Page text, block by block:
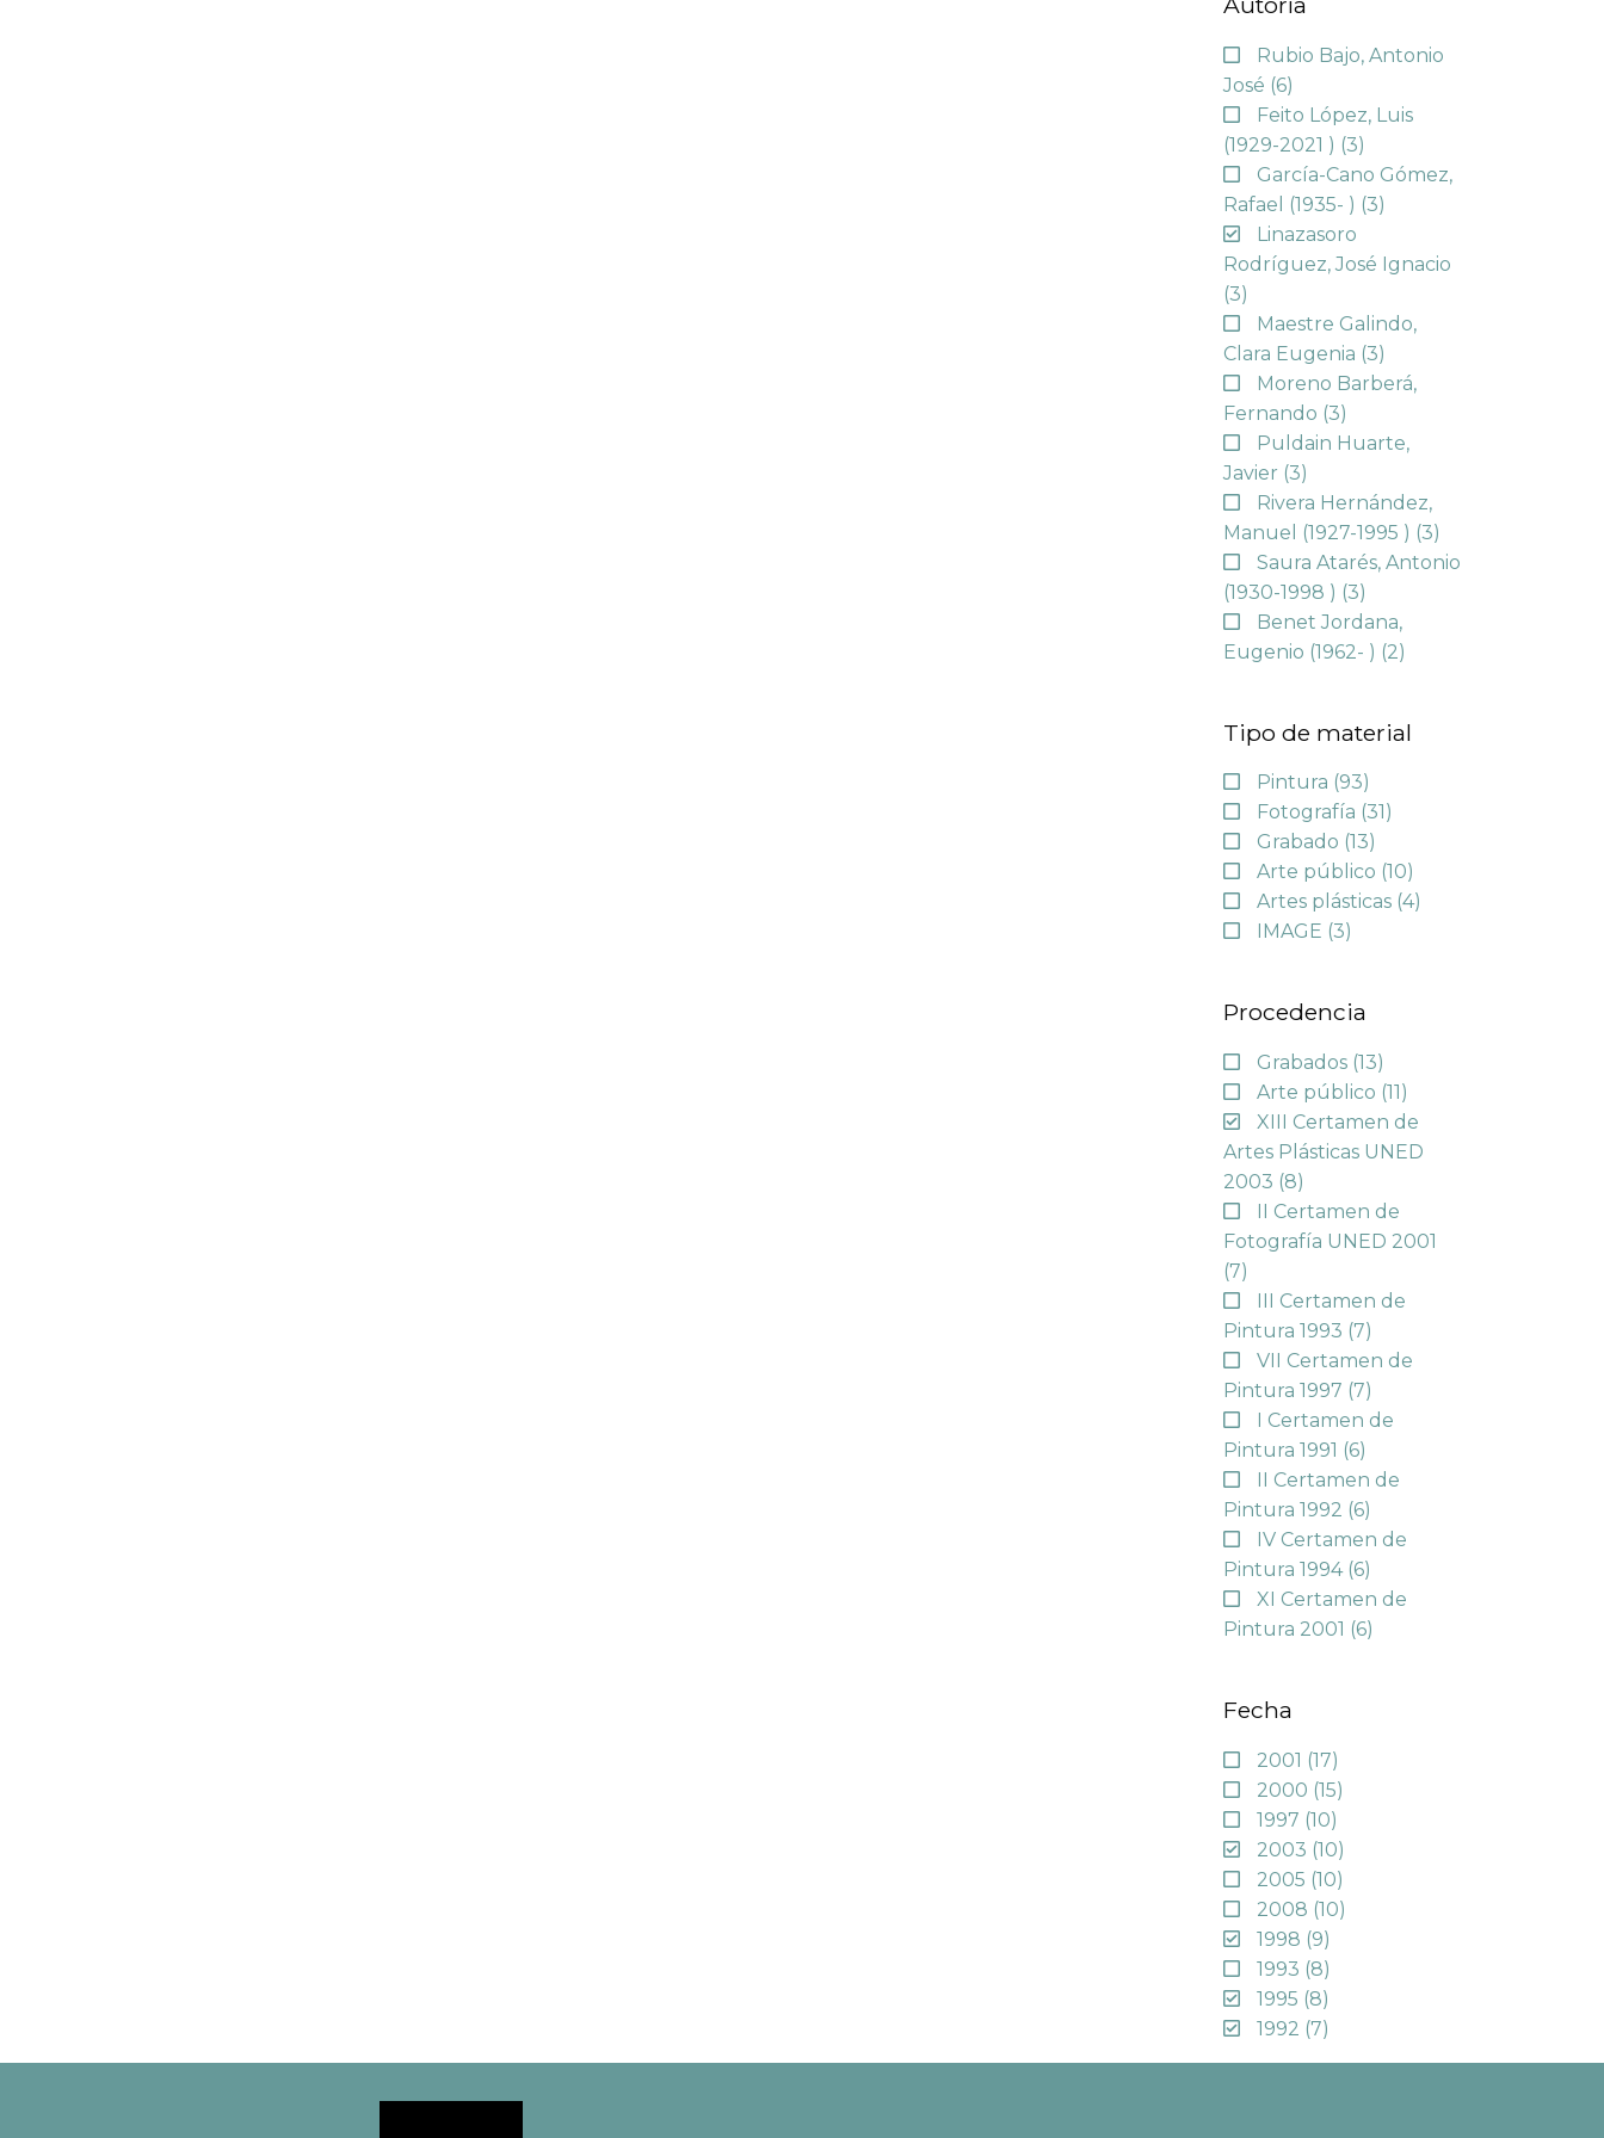
Rubio Bajo, Antonio
José (6)
Feito López, Luis
(1929-2021 ) (3)
García-Cano Gómez,
Rafael (1935- ) (3)
Linazasoro
Rodríguez, José Ignacio
(3)
Maestre Galindo,
Clara Eugenia (3)
Moreno Barberá,
Fernando (3)
Puldain Huarte,
Javier (3)
Rivera Hernández,
Manuel (1927-1995 ) (3)
Saura Atarés, Antonio
(1930-1998 ) (3)
Benet Jordana,
Eugenio (1962- ) (2)
Tipo de material
Pintura (93)
Fotografía (31)
Grabado (13)
Arte público (10)
Artes plásticas (4)
IMAGE (3)
Procedencia
Grabados (13)
Arte público (11)
XIII Certamen de
Artes Plásticas UNED
2003 (8)
II Certamen de
Fotografía UNED 2001
(7)
III Certamen de
Pintura 1993 (7)
VII Certamen de
Pintura 1997 (7)
I Certamen de
Pintura 1991 (6)
II Certamen de
Pintura 1992 (6)
IV Certamen de
Pintura 1994 (6)
XI Certamen de
Pintura 2001 (6)
Fecha
2001 (17)
2000 (15)
1997 (10)
2003 (10)
2005 (10)
2008 (10)
1998 (9)
1993 (8)
1995 (8)
1992 (7)